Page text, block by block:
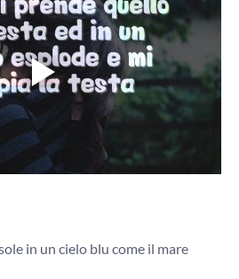
in un cielo blu come il mare